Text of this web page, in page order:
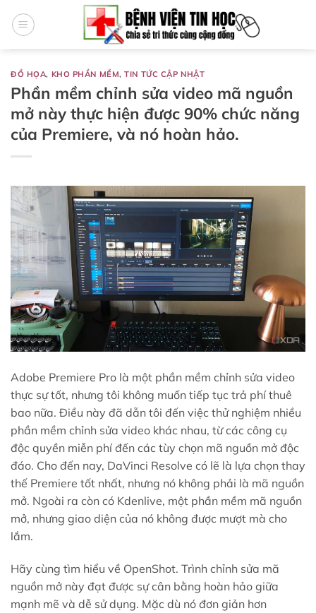
qua
ĐỒ HỌA, KHO PHẦN MỀM,TIN TỨC CẬP NHẬT
Phần mềm chỉnh sửa video mã nguồn
mở này thực hiện được 90% chức năng
của Premiere, và nó hoàn hảo.
Adobe Premiere Pro là một phần mềm chỉnh sửa video
thực sự tốt, nhưng tôi không muốn tiếp tục trả phí thuê
bao nữa. Điều này đã dẫn tôi đến việc thử nghiệm nhiều
phần mềm chỉnh sửa video khác nhau, từ các công cụ
độc quyền miễn phí đến các tùy chọn mã nguồn mở độc
đáo. Cho đến nay, DaVinci Resolve có lẽ là lựa chọn thay
thế Premiere tốt nhất, nhưng nó không phải là mã nguồn
mở. Ngoài ra còn có Kdenlive, một phần mềm mã nguồn
mở, nhưng giao diện của nó không được mượt mà cho
lắm.
Hãy cùng tìm hiểu về OpenShot. Trình chỉnh sửa mã
nguồn mở này đạt được sự cân bằng hoàn hảo giữa
mạnh mẽ và dễ sử dụng. Mặc dù nó đơn giản hơn